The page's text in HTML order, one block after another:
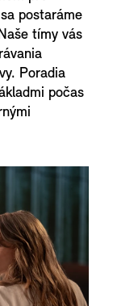
postaráme
tímy vás
Poradia
počas